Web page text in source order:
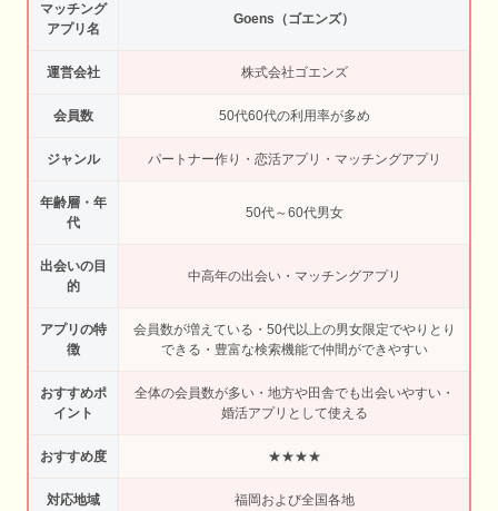
マッチング
アプリ名
Goens（ゴエンズ）
運営会社 株式会社ゴエンズ
会員数 50代60代の利用率が多め
ジャンル パートナー作り・恋活アプリ・マッチングアプリ
年齢層・年
代
50代～60代男女
出会いの目
的
中高年の出会い・マッチングアプリ
アプリの特
徴
会員数が増えている・50代以上の男女限定でやりとり
できる・豊富な検索機能で仲間ができやすい
おすすめポ
イント
全体の会員数が多い・地方や田舎でも出会いやすい・
婚活アプリとして使える
おすすめ度 ★★★★
対応地域 福岡および全国各地